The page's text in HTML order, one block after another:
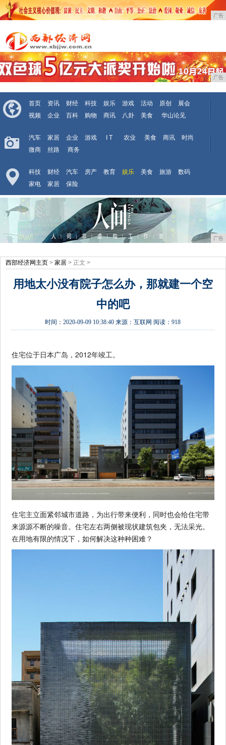
广告
广告
首页 资讯 财经 科技 娱乐 游戏 活动 原创
展会
视频
企业 百科 购物 商讯 八卦 美食 华山论见
汽车 家居 企业 游戏 I T 农业 美食 商讯
时尚
微商
丝路 商务
科技 财经 汽车 房产 教育 娱乐 美食 旅游
数码
家电
家居 保险
广告
西部经济网主页 > 家居 > 正文 >
用地太小没有院子怎么办，那就建一个空
中的吧
时间：2020-09-09 10:38:40 来源：互联网 阅读：918
住宅位于日本广岛，2012年竣工。
住宅主立面紧邻城市道路，为出行带来便利，同时也会给住宅带
来源源不断的噪音。住宅左右两侧被现状建筑包夹，无法采光。
在用地有限的情况下，如何解决这种种困难？